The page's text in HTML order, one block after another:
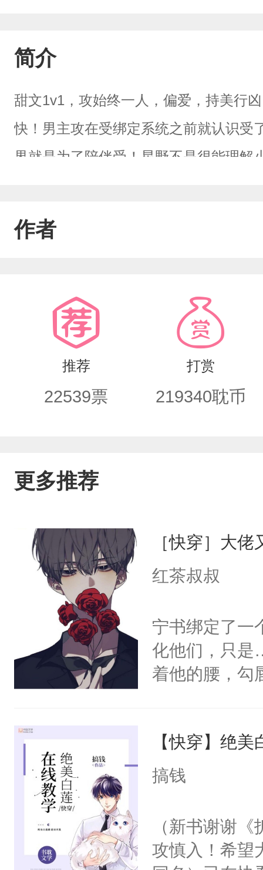
简介
甜文1v1，攻始终一人，偏爱，持美行
快！男主攻在受绑定系统之前就认识受
界就是为了陪伴受！星野不是很能理
轻松赚取积分完成任务。星野：怎么
狂，为你哐哐撞大墙！星野：呵呵……
剧本来！
作者
推荐
22539票
打赏
219340耽币
更多推荐
［快穿］大
红茶叔叔
宁书绑定了一
化他们，只是
着他的腰，勾
来，给老公
用力——为你
【快穿】绝
搞钱
（新书谢谢
攻慎入！希望